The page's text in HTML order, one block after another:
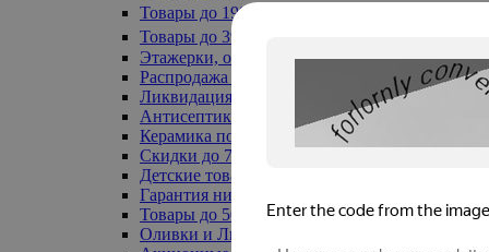
Товары до 199₽
Товары до 399₽
Этажерки, обувницы
Распродажа текстиля до -50%
Ликвидация до -70%
Антисептики
Керамика по 129 руб
Скидки до 70%
Детские товары
Гарантия низкой цены
Товары до 500 руб
Оливки и Лимоны